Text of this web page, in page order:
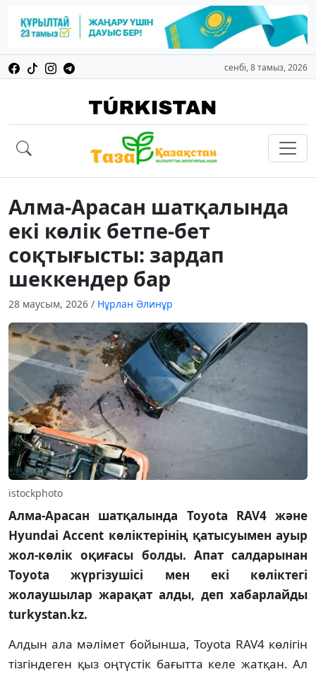
сенбі, 8 тамыз, 2026
Алма-Арасан шатқалында
екі көлік бетпе-бет
соқтығысты: зардап
шеккендер бар
28 маусым, 2026 / Нұрлан Әлинұр
istockphoto
Алма-Арасан шатқалында Toyota RAV4 және
Hyundai Accent көліктерінің қатысуымен ауыр
жол-көлік оқиғасы болды. Апат салдарынан
Toyota жүргізушісі мен екі көліктегі
жолаушылар жарақат алды, деп хабарлайды
turkystan.kz.
Алдын ала мәлімет бойынша, Toyota RAV4 көлігін
тізгіндеген қыз оңтүстік бағытта келе жатқан. Ал